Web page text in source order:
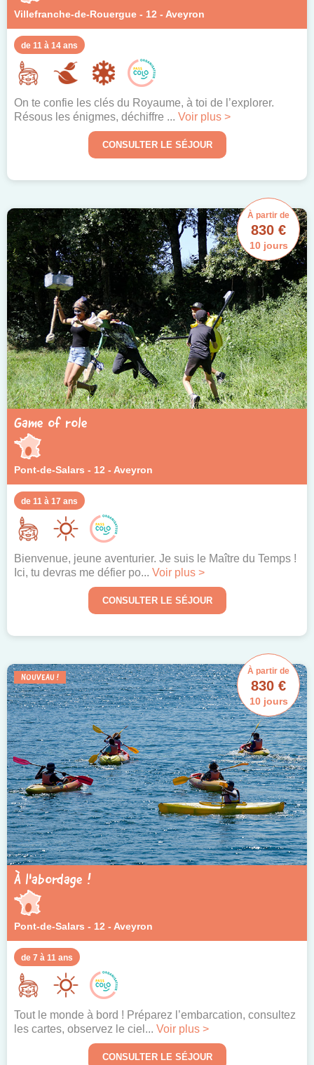
Villefranche-de-Rouergue - 12 - Aveyron
de 11 à 14 ans
On te confie les clés du Royaume, à toi de l’explorer.
Résous les énigmes, déchiffre ... Voir plus >
CONSULTER LE SÉJOUR
Game of role
Pont-de-Salars - 12 - Aveyron
de 11 à 17 ans
À partir de
830 €
10 jours
Bienvenue, jeune aventurier. Je suis le Maître du Temps !
Ici, tu devras me défier po... Voir plus >
CONSULTER LE SÉJOUR
NOUVEAU !
À l'abordage !
Pont-de-Salars - 12 - Aveyron
de 7 à 11 ans
À partir de
830 €
10 jours
Tout le monde à bord ! Préparez l’embarcation, consultez
les cartes, observez le ciel... Voir plus >
CONSULTER LE SÉJOUR